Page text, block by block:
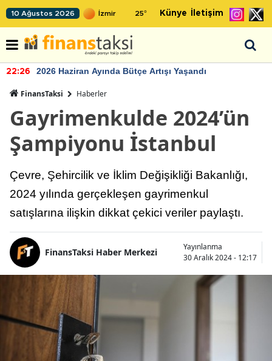
10 Ağustos 2026 25° Künye İletişim
22:26 2026 Haziran Ayında Bütçe Artışı Yaşandı
FinansTaksi Haberler
Gayrimenkulde 2024’ün
Şampiyonu İstanbul
Çevre, Şehircilik ve İklim Değişikliği Bakanlığı,
2024 yılında gerçekleşen gayrimenkul
satışlarına ilişkin dikkat çekici veriler paylaştı.
FinansTaksi Haber Merkezi
Yayınlanma
30 Aralık 2024 - 12:17